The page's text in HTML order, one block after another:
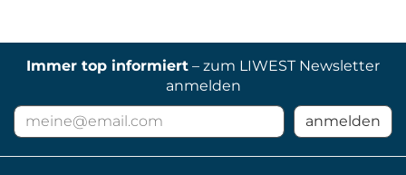
Immer top informiert – zum LIWEST Newsletter
anmelden
Mail
Adresse
anmelden